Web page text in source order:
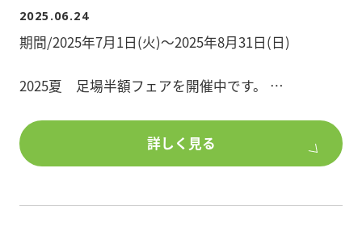
とで、
部屋全体の印象がカフェのような雰囲気に。
えで済むこともあります。
デザイン性と機能性を兼ね備えた賃貸です。
■階数/3階建て
2025.06.24
期間/2025年7月1日(火)～2025年8月31日(日)
2025夏 足場半額フェアを開催中です。
賃貸アパート・マンションの外部改修工事特典をご
用意しています。
詳しく見る